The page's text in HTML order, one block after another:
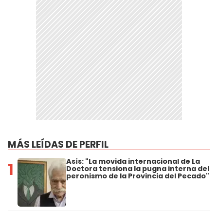
MÁS LEÍDAS DE PERFIL
1 Asís: "La movida internacional de La
Doctora tensiona la pugna interna del
peronismo de la Provincia del Pecado"